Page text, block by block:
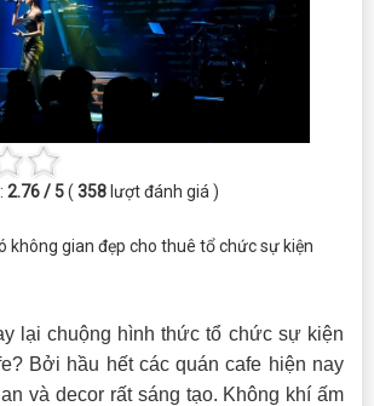
2.76 / 5(358lượt đánh giá )
không gian đẹp cho thuê tổ chức sự kiện
lại chuộng hình thức tổ chức sự kiện
Bởi hầu hết các quán cafe hiện nay
và decor rất sáng tạo. Không khí ấm